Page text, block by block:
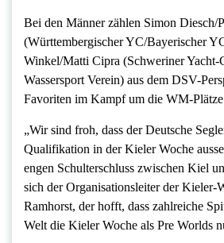
Bei den Männer zählen Simon Diesch/
(Württembergischer YC/Bayerischer
Winkel/Matti Cipra (Schweriner Yacht-
Wassersport Verein) aus dem DSV-
Favoriten im Kampf um die WM-
„Wir sind froh, dass der Deutsche
Qualifikation in der Kieler Woche
engen Schulterschluss zwischen Kiel
sich der Organisationsleiter der Kieler-
Ramhorst, der hofft, dass zahlreiche
Welt die Kieler Woche als Pre Worlds